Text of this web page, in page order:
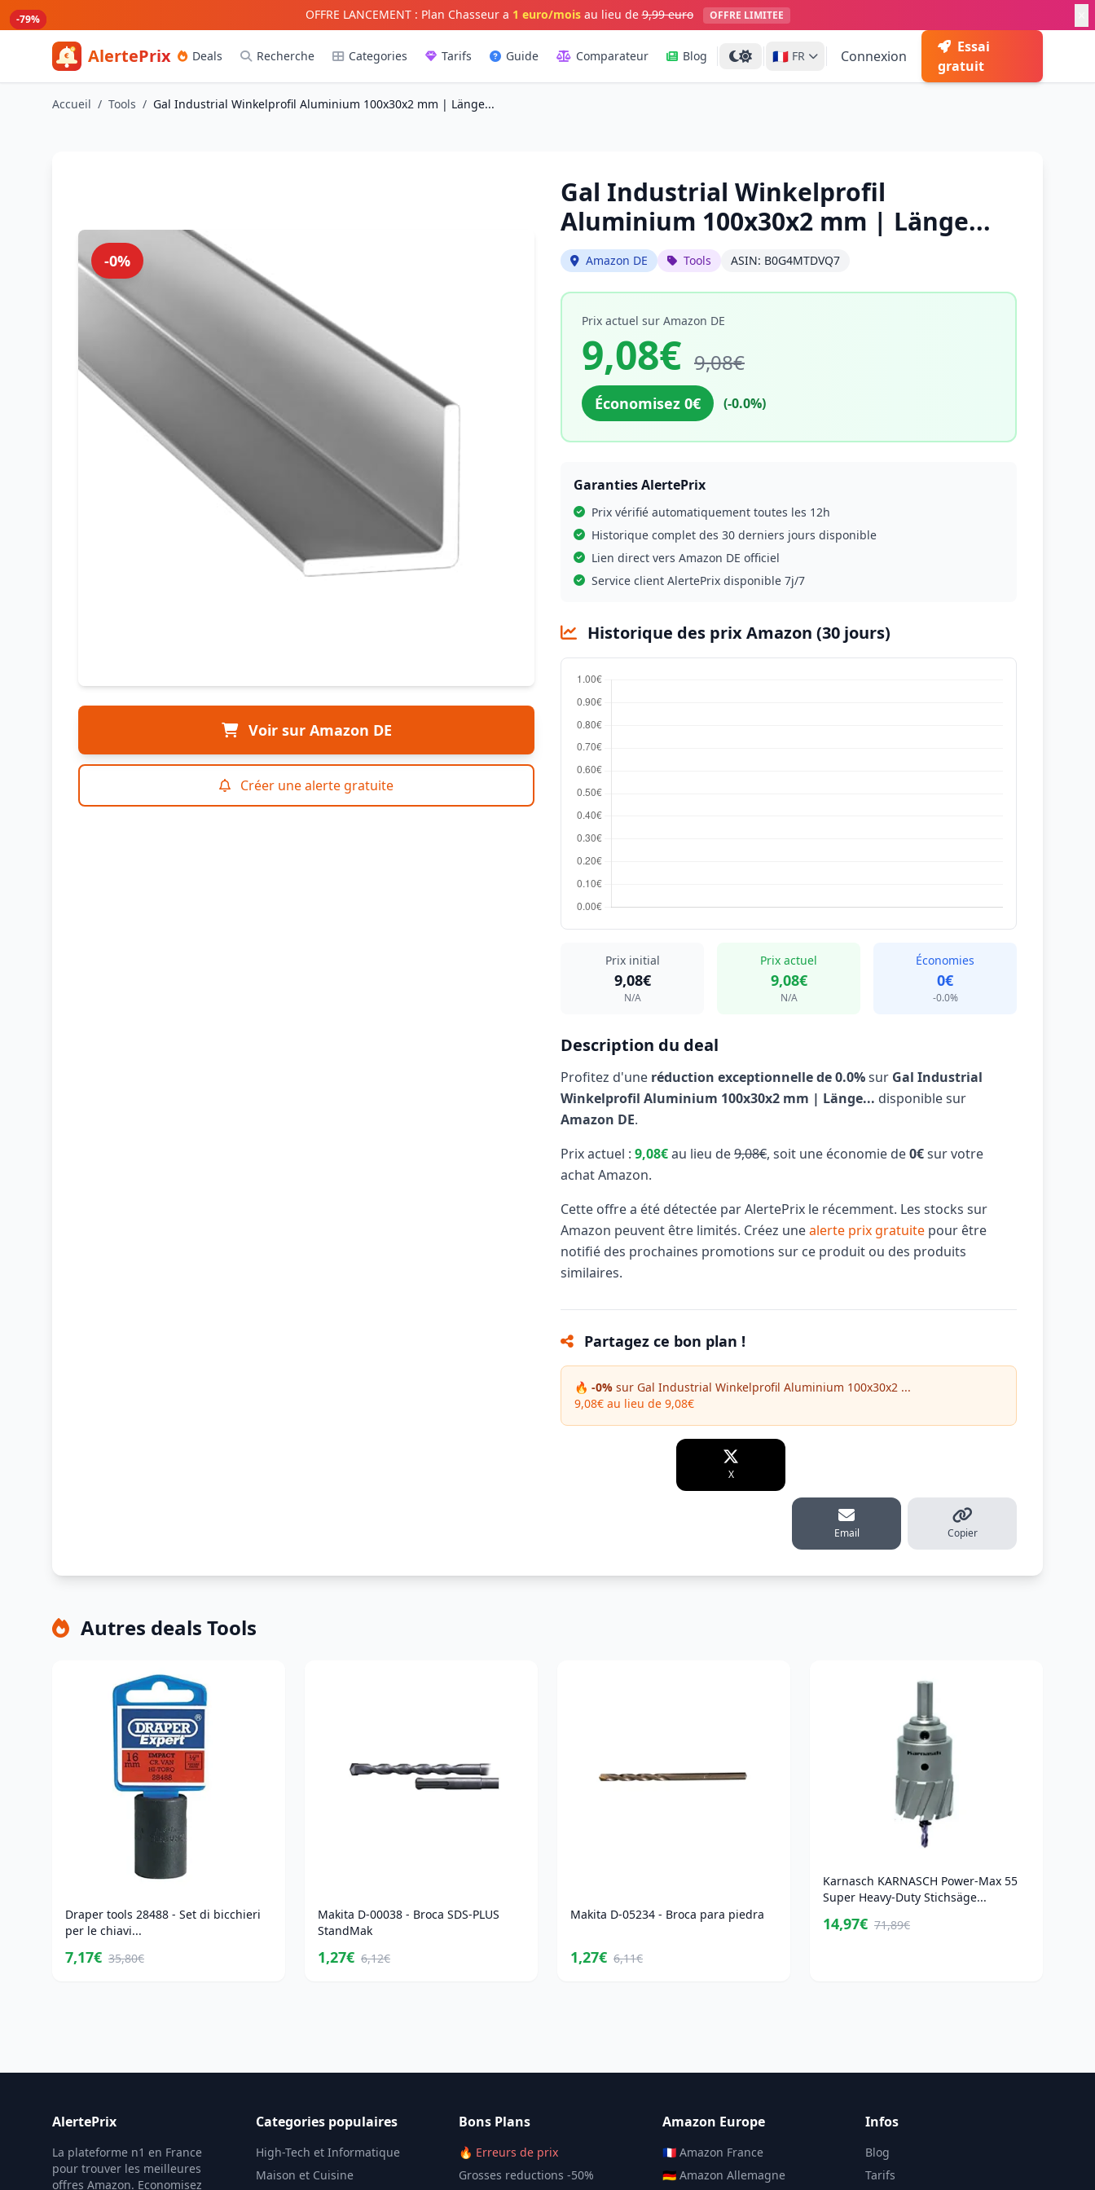
Aller au contenu principal OFFRE LANCEMENT : Plan Chasseur a 1 euro/mois au lieu de9,99 euro OFFRE LIMITEE
AlertePrix
Meilleurs deals Amazon France
Deals Recherche Categories Tarifs Guide Comparateur Blog 🇫🇷 FR Connexion
Essai
gratuit
Accueil / Tools / Gal Industrial Winkelprofil Aluminium 100x30x2 mm | Länge...
-0%
Voir sur Amazon DE
Créer une alerte gratuite
Gal Industrial Winkelprofil
Aluminium 100x30x2 mm | Länge...
Amazon DE Tools ASIN: B0G4MTDVQ7
Prix actuel sur Amazon DE
9,08€ 9,08€
Économisez 0€ (-0.0%)
Garanties AlertePrix
Prix vérifié automatiquement toutes les 12h
Historique complet des 30 derniers jours disponible
Lien direct vers Amazon DE officiel
Service client AlertePrix disponible 7j/7
Historique des prix Amazon (30 jours)
Prix initial
9,08€
N/A
Prix actuel
9,08€
N/A
Économies
0€
-0.0%
Description du deal
Profitez d'une réduction exceptionnelle de 0.0%sur Gal Industrial
Winkelprofil Aluminium 100x30x2 mm | Länge... disponible sur
Amazon DE.
Prix actuel : 9,08€au lieu de9,08€, soit une économie de0€sur votre
achat Amazon.
Cette offre a été détectée par AlertePrix le récemment. Les stocks sur
Amazon peuvent être limités. Créez unealerte prix gratuite pour être
notifié des prochaines promotions sur ce produit ou des produits
similaires.
Partagez ce bon plan !
🔥 -0% sur Gal Industrial Winkelprofil Aluminium 100x30x2 ...
9,08€ au lieu de 9,08€
X
Email Copier
Autres deals Tools
-80%
Draper tools 28488 - Set di bicchieri
per le chiavi...
7,17€ 35,80€
-79%
Makita D-00038 - Broca SDS-PLUS
StandMak
1,27€ 6,12€
-79%
Makita D-05234 - Broca para piedra
1,27€ 6,11€
-79%
Karnasch KARNASCH Power-Max 55
Super Heavy-Duty Stichsäge...
14,97€ 71,89€
AlertePrix
La plateforme n1 en France
pour trouver les meilleures
offres Amazon. Economisez
Categories populaires
High-Tech et Informatique
Maison et Cuisine
Bons Plans
🔥 Erreurs de prix
Grosses reductions -50%
Amazon Europe
🇫🇷 Amazon France
🇩🇪 Amazon Allemagne
Infos
Blog
Tarifs